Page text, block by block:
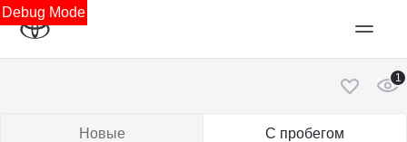
Debug Mode
1
Новые С пробегом